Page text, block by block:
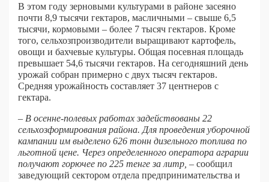
В этом году зерновыми культурами в районе засеяно
почти 8,9 тысячи гектаров, масличными – свыше 6,5
тысячи, кормовыми – более 7 тысяч гектаров. Кроме
того, сельхозпроизводители выращивают картофель,
овощи и бахчевые культуры. Общая посевная площадь
превышает 54,6 тысячи гектаров. На сегодняшний день
урожай собран примерно с двух тысяч гектаров.
Средняя урожайность составляет 37 центнеров с
гектара.
– В осенне-полевых работах задействованы 22
сельхозформирования района. Для проведения уборочной
кампании им выделено 626 тонн дизельного топлива по
льготной цене. Через определенного оператора аграрии
получают горючее по 225 тенге за литр, – сообщил
заведующий сектором отдела предпринимательства и